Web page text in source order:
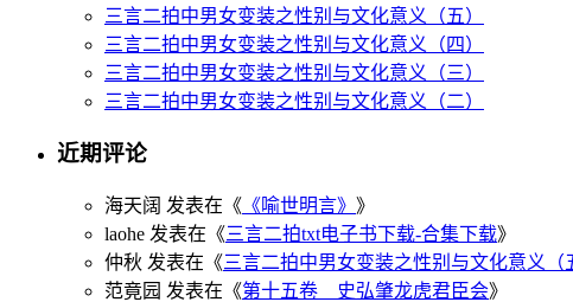
三言二拍中男女变装之性别与文化意义（五）
三言二拍中男女变装之性别与文化意义（四）
三言二拍中男女变装之性别与文化意义（三）
三言二拍中男女变装之性别与文化意义（二）
近期评论
海天阔 发表在《 《喻世明言》 》
laohe 发表在《三言二拍txt电子书下载-合集下载》
仲秋 发表在《三言二拍中男女变装之性别与文化意义（
范竟园 发表在《第十五卷 史弘肇龙虎君臣会》